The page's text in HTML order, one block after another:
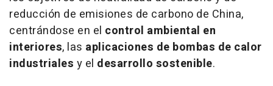
reducción de emisiones de carbono de China,
centrándose en el control ambiental en
interiores, las aplicaciones de bombas de calor
industriales y el desarrollo sostenible.